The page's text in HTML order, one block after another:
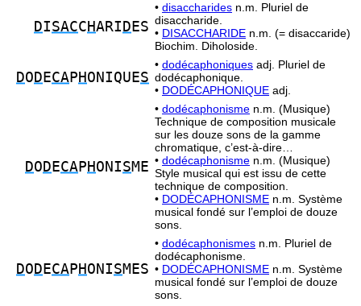
DISACC HARI D ES
• disaccharides n.m. Pluriel de
disaccharide.
• DISACCHARIDE n.m. (= disaccaride)
Biochim. Diholoside.
DO D ECAP H ONIQUES
• dodécaphoniques adj. Pluriel de
dodécaphonique.
• DODÉCAPHONIQUE adj.
DO D ECAP H ONISME
• dodécaphonisme n.m. (Musique)
Technique de composition musicale
sur les douze sons de la gamme
chromatique, c’est-à-dire…
• dodécaphonisme n.m. (Musique)
Style musical qui est issu de cette
technique de composition.
• DODÉCAPHONISME n.m. Système
musical fondé sur l’emploi de douze
sons.
DO D ECAP H ONISMES
• dodécaphonismes n.m. Pluriel de
dodécaphonisme.
• DODÉCAPHONISME n.m. Système
musical fondé sur l’emploi de douze
sons.